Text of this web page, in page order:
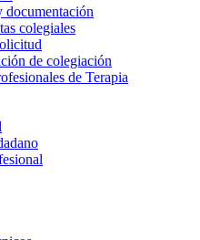
documentación
colegiales
de colegiación
de Terapia